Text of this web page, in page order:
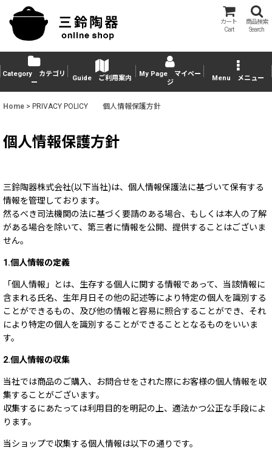
カート
Cart
商品検索
Search
Category カテゴリ
ー
Guide ご利用案内
My Page マイペー
ジ
Menu メニュー
Home > PRIVACY POLICY 個人情報保護方針
個人情報保護方針
三鈴陶器株式会社(以下当社)は、個人情報保護法に基づいて保有する
情報を管理しております。
然るべき司法機関の法に基づく要請のある場合、もしくは本人の了解
がある場合を除いて、第三者に情報を公開、提供することはございま
せん。
1.個人情報の定義
「個人情報」とは、生存する個人に関する情報であって、当該情報に
含まれる氏名、生年月日その他の記述等により特定の個人を識別する
ことができるもの、及び他の情報と容易に照合することができ、それ
により特定の個人を識別することができることとなるものをいいま
す。
2.個人情報の収集
当社では商品のご購入、お問合せをされた際にお客様の個人情報を収
集することがございます。
収集するにあたっては利用目的を明記の上、適法かつ公正な手段によ
ります。
当ショップで収集する個人情報は以下の通りです。